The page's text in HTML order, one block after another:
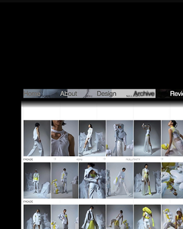
그래픽 디자이너 고윤서
현) 크리에이티브 디자인 스튜디오 YYY 대표
현) 그래픽 웹 실험 비영리 그룹 HHHA 소속
전) 그래픽디자인 스튜디오 일상의실천 디자이너/
전) 주식회사 올마이투어 디자이너/개발자